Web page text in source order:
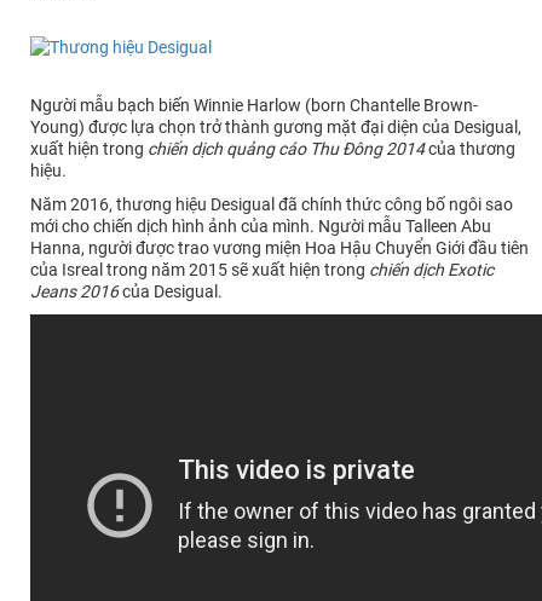
Người mẫu bạch biến Winnie Harlow (born Chantelle Brown-
Young) được lựa chọn trở thành gương mặt đại diện của Desigual,
xuất hiện trong chiến dịch quảng cáo Thu Đông 2014của thương
hiệu.
Năm 2016, thương hiệu Desigual đã chính thức công bố ngôi sao
mới cho chiến dịch hình ảnh của mình. Người mẫu Talleen Abu
Hanna, người được trao vương miện Hoa Hậu Chuyển Giới đầu tiên
của Isreal trong năm 2015 sẽ xuất hiện trong chiến dịch Exotic
Jeans 2016của Desigual.